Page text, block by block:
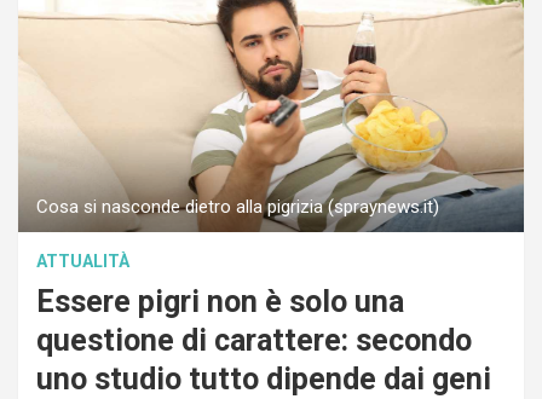
Cosa si nasconde dietro alla pigrizia (spraynews.it)
ATTUALITÀ
Essere pigri non è solo una
questione di carattere: secondo
uno studio tutto dipende dai geni